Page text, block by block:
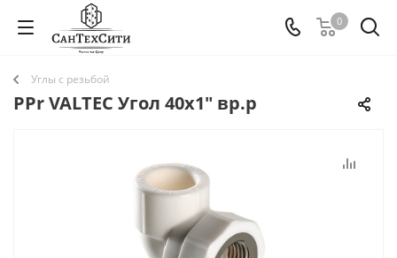
0
Углы с резьбой
PPr VALTEC Угол 40х1" вр.р